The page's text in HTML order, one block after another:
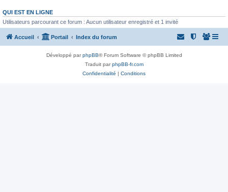
QUI EST EN LIGNE
Utilisateurs parcourant ce forum : Aucun utilisateur enregistré et 1 invité
Accueil Portail Index du forum
Développé parphpBB® Forum Software © phpBB Limited
Traduit parphpBB-fr.com
Confidentialité | Conditions